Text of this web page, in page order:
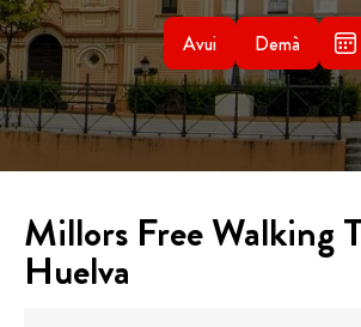
Avui Demà
Millors Free Walking
Huelva